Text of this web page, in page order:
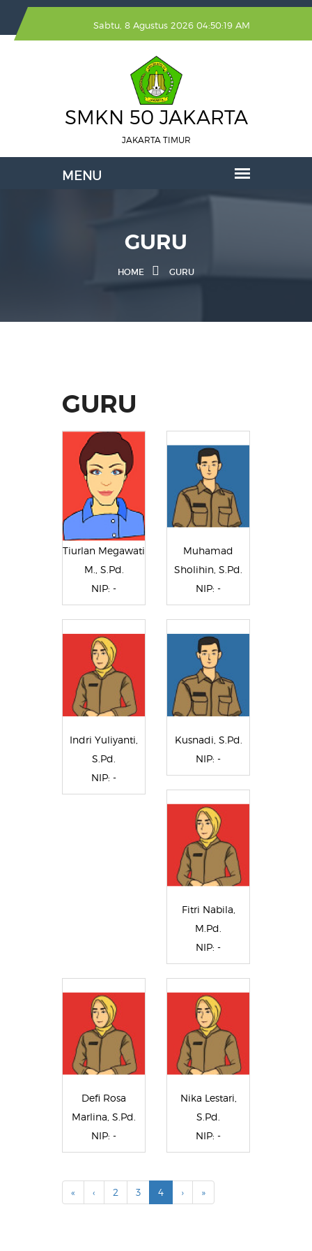
Sabtu, 8 Agustus 2026 04:50:19 AM
SMKN 50 JAKARTA
JAKARTA TIMUR
GURU
HOME GURU
GURU
Tiurlan Megawati
M., S.Pd.
NIP: -
Muhamad
Sholihin, S.Pd.
NIP: -
Indri Yuliyanti,
S.Pd.
NIP: -
Kusnadi, S.Pd.
NIP: -
Fitri Nabila,
M.Pd.
NIP: -
Defi Rosa
Marlina, S.Pd.
NIP: -
Nika Lestari,
S.Pd.
NIP: -
« ‹ 2 3 4 › »